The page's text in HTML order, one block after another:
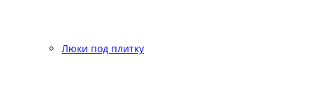
Люки под плитку